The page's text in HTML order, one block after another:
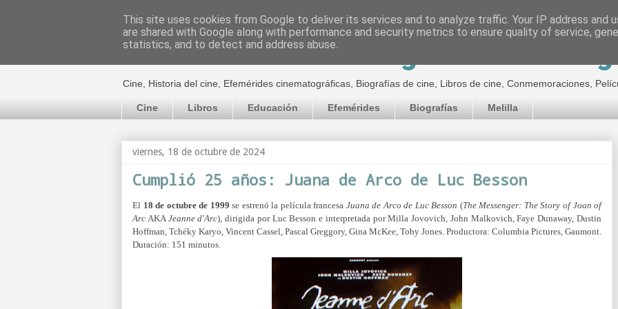
El cultural cinematográfico de Jorge
Cine, Historia del cine, Efemérides cinematográficas, Biografías de cine, Libros de cine, Conmemoraciones,
Cine Libros Educación Efemérides Biografías Melilla
viernes, 18 de octubre de 2024
Cumplió 25 años: Juana de Arco de Luc Besson
El 18 de octubre de 1999 se estrenó la película francesa Juana de Arco de Luc Besson (The Messenger: The Story of Joan of
Arc AKA Jeanne d'Arc), dirigida por Luc Besson e interpretada porMilla Jovovich, John Malkovich, Faye Dunaway, Dustin
Hoffman, Tchéky Karyo, Vincent Cassel, Pascal Greggory, Gina McKee, Toby Jones. Productora: Columbia Pictures, Gaumont.
Duración: 151 minutos.
This site uses cookies from Google to deliver its services and to analyze traffic. Your IP address and
are shared with Google along with performance and security metrics to ensure quality of service,
statistics, and to detect and address abuse.